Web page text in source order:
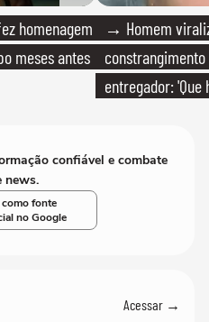
homenagem
meses antes
→ Homem
entregador: 'Que
confiável e combate
news.
fonte
no Google
Acessar →